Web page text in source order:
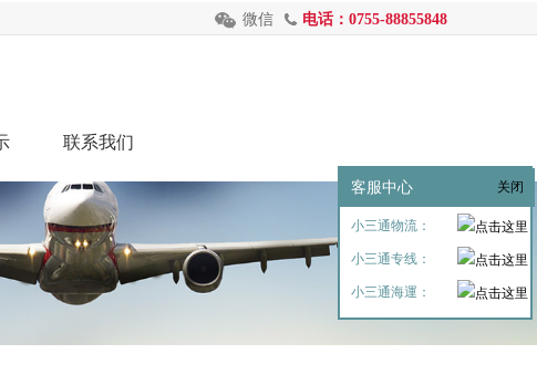
微信 电话：0755-88855848
联系我们
关闭
客服中心
小三通物流：
小三通专线：
小三通海運：